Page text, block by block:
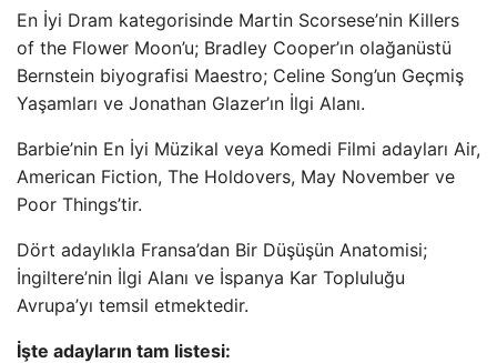
En İyi Dram kategorisinde Martin Scorsese’nin Killers
of the Flower Moon’u; Bradley Cooper’ın olağanüstü
Bernstein biyografisi Maestro; Celine Song’un Geçmiş
Yaşamları ve Jonathan Glazer’ın İlgi Alanı.
Barbie’nin En İyi Müzikal veya Komedi Filmi adayları Air,
American Fiction, The Holdovers, May November ve
Poor Things’tir.
Dört adaylıkla Fransa’dan Bir Düşüşün Anatomisi;
İngiltere’nin İlgi Alanı ve İspanya Kar Topluluğu
Avrupa’yı temsil etmektedir.
İşte adayların tam listesi: